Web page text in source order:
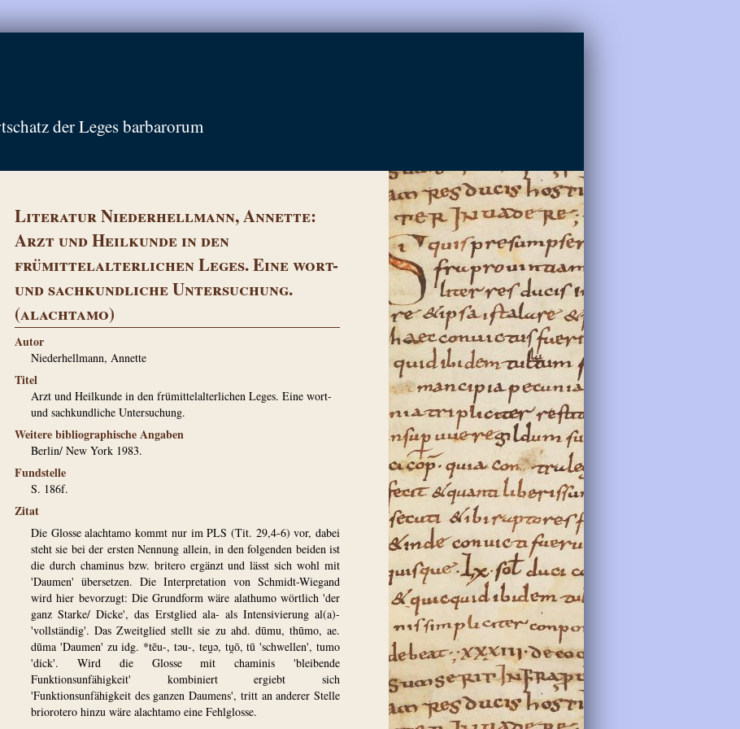
der Leges barbarorum
Literatur Niederhellmann, Annette:
Arzt und Heilkunde in den
frümittelalterlichen Leges. Eine wort-
und sachkundliche Untersuchung.
(alachtamo)
Autor
Niederhellmann, Annette
Titel
Arzt und Heilkunde in den frümittelalterlichen Leges. Eine wort-
und sachkundliche Untersuchung.
Weitere bibliographische Angaben
Berlin/ New York 1983.
Fundstelle
S. 186f.
Zitat
Die Glosse alachtamo kommt nur im PLS (Tit. 29,4-6) vor, dabei
steht sie bei der ersten Nennung allein, in den folgenden beiden ist
die durch chaminus bzw. britero ergänzt und lässt sich wohl mit
'Daumen' übersetzen. Die Interpretation von Schmidt-Wiegand
wird hier bevorzugt: Die Grundform wäre alathumo wörtlich 'der
ganz Starke/ Dicke', das Erstglied ala- als Intensivierung al(a)-
'vollständig'. Das Zweitglied stellt sie zu ahd. dūmu, thūmo, ae.
dūma 'Daumen' zu idg. *tēu-, təu-, teṷə, tṷō, tū 'schwellen', tumo
'dick'. Wird die Glosse mit chaminis 'bleibende
Funktionsunfähigkeit' kombiniert ergiebt sich
'Funktionsunfähigkeit des ganzen Daumens', tritt an anderer Stelle
briorotero hinzu wäre alachtamo eine Fehlglosse.